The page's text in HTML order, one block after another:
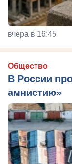
вчера в 16:45
Общество
В России
амнистию»